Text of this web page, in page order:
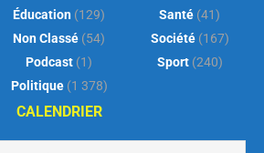
Éducation (129)
Non Classé (54)
Podcast (1)
Politique(1 378)
Santé (41)
Société(167)
Sport(240)
CALENDRIER